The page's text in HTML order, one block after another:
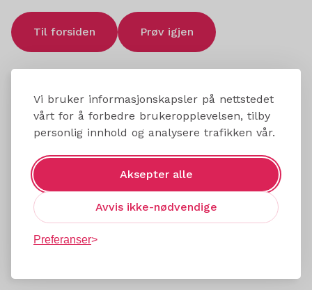
Vi bruker informasjonskapsler på nettstedet
vårt for å forbedre brukeropplevelsen, tilby
personlig innhold og analysere trafikken vår.
Aksepter alle
Avvis ikke-nødvendige
Preferanser
Til forsiden Prøv igjen